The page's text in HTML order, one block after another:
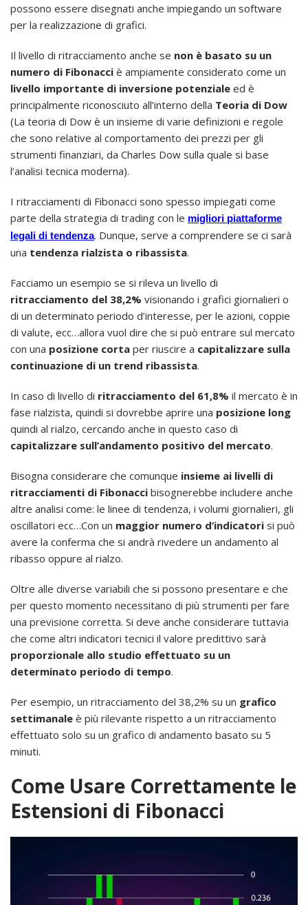
possono essere disegnati anche impiegando un software
per la realizzazione di grafici.
Il livello di ritracciamento anche se non è basato su un
numero di Fibonacci è ampiamente considerato come un
livello importante di inversione potenziale ed è
principalmente riconosciuto all’interno della Teoria di Dow
(La teoria di Dow è un insieme di varie definizioni e regole
che sono relative al comportamento dei prezzi per gli
strumenti finanziari, da Charles Dow sulla quale si base
l’analisi tecnica moderna).
I ritracciamenti di Fibonacci sono spesso impiegati come
parte della strategia di trading con le migliori piattaforme
legali di tendenza. Dunque, serve a comprendere se ci sarà
una tendenza rialzista o ribassista.
Facciamo un esempio se si rileva un livello di
ritracciamento del 38,2% visionando i grafici giornalieri o
di un determinato periodo d’interesse, per le azioni, coppie
di valute, ecc…allora vuol dire che si può entrare sul mercato
con una posizione corta per riuscire a capitalizzare sulla
continuazione di un trend ribassista.
In caso di livello di ritracciamento del 61,8% il mercato è in
fase rialzista, quindi si dovrebbe aprire una posizione long
quindi al rialzo, cercando anche in questo caso di
capitalizzare sull’andamento positivo del mercato.
Bisogna considerare che comunque insieme ai livelli di
ritracciamenti di Fibonacci bisognerebbe includere anche
altre analisi come: le linee di tendenza, i volumi giornalieri, gli
oscillatori ecc…Con un maggior numero d’indicatori si può
avere la conferma che si andrà rivedere un andamento al
ribasso oppure al rialzo.
Oltre alle diverse variabili che si possono presentare e che
per questo momento necessitano di più strumenti per fare
una previsione corretta. Si deve anche considerare tuttavia
che come altri indicatori tecnici il valore predittivo sarà
proporzionale allo studio effettuato su un
determinato periodo di tempo.
Per esempio, un ritracciamento del 38,2% su un grafico
settimanale è più rilevante rispetto a un ritracciamento
effettuato solo su un grafico di andamento basato su 5
minuti.
Come Usare Correttamente le
Estensioni di Fibonacci